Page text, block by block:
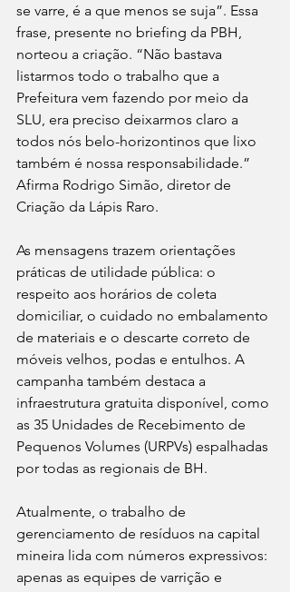
se varre, é a que menos se suja”. Essa
frase, presente no briefing da PBH,
norteou a criação. “Não bastava
listarmos todo o trabalho que a
Prefeitura vem fazendo por meio da
SLU, era preciso deixarmos claro a
todos nós belo-horizontinos que lixo
também é nossa responsabilidade.”
Afirma Rodrigo Simão, diretor de
Criação da Lápis Raro.
As mensagens trazem orientações
práticas de utilidade pública: o
respeito aos horários de coleta
domiciliar, o cuidado no embalamento
de materiais e o descarte correto de
móveis velhos, podas e entulhos. A
campanha também destaca a
infraestrutura gratuita disponível, como
as 35 Unidades de Recebimento de
Pequenos Volumes (URPVs) espalhadas
por todas as regionais de BH.
Atualmente, o trabalho de
gerenciamento de resíduos na capital
mineira lida com números expressivos:
apenas as equipes de varrição e